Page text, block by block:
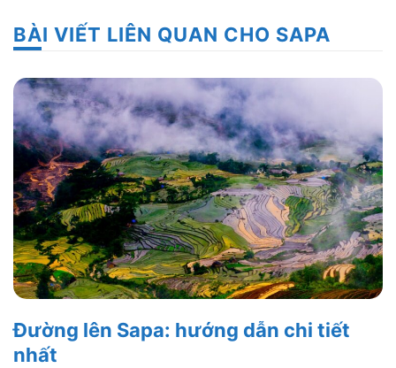
BÀI VIẾT LIÊN QUAN CHO SAPA
Đường lên Sapa: hướng dẫn chi tiết
nhất